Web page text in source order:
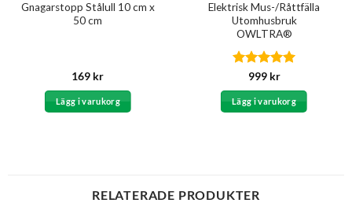
Gnagarstopp Stålull 10 cm x
50 cm
169 kr
Lägg i varukorg
Elektrisk Mus-/Råttfälla
Utomhusbruk
OWLTRA®
Betygsatt
av 5
999 kr
Lägg i varukorg
RELATERADE PRODUKTER